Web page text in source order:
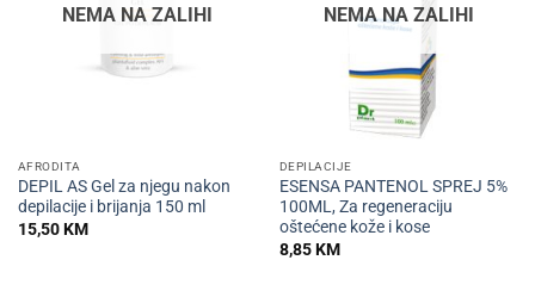
NEMA NA ZALIHI
AFRODITA
DEPIL AS Gel za njegu nakon
depilacije i brijanja 150 ml
15,50KM
NEMA NA ZALIHI
DEPILACIJE
ESENSA PANTENOL SPREJ 5%
100ML, Za regeneraciju
oštećene kože i kose
8,85KM